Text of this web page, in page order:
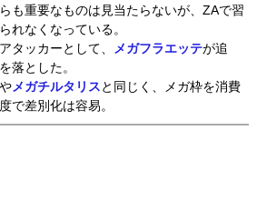
も重要なものは見当たらないが、ZAで習
れなくなっている。
タッカーとして、 メガフラエッテが追
落とした。
や メガチルタリス と同じく、メガ枠を消費
で差別化は容易。